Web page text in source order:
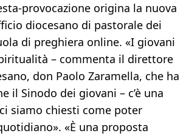
provocazione origina la nuova
diocesano di pastorale dei
di preghiera online. «I giovani
– commenta il direttore
don Paolo Zaramella, che ha
il Sinodo dei giovani – c’è una
siamo chiesti come poter
«È una proposta